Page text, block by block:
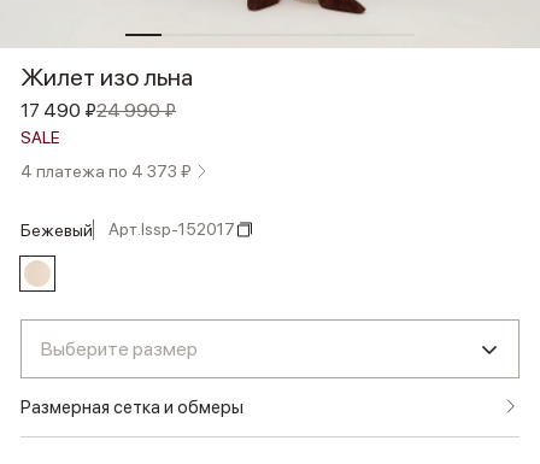
Жилет изо льна
17 490 ₽24 990 ₽
SALE
4 платежа по 4 373 ₽
бежевый Арт.lssp-152017
Выберите размер
Размерная сетка и обмеры